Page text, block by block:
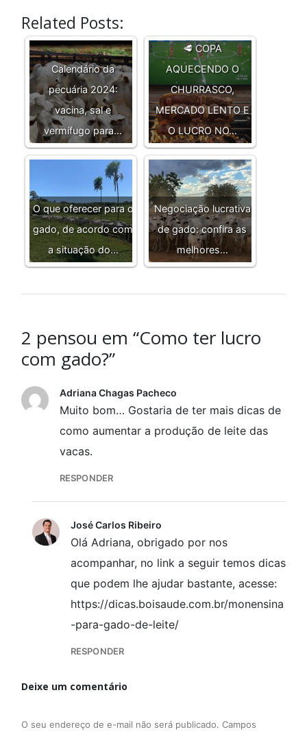
Related Posts:
Calendário da
pecuária 2024:
vacina, sal e
vermífugo para…
🥩 COPA
AQUECENDO O
CHURRASCO,
MERCADO LENTO E
O LUCRO NO…
O que oferecer para o
gado, de acordo com
a situação do…
Negociação lucrativa
de gado: confira as
melhores…
2 pensou em “Como ter lucro
com gado?”
Adriana Chagas Pacheco
Muito bom… Gostaria de ter mais dicas de
como aumentar a produção de leite das
vacas.
RESPONDER
José Carlos Ribeiro
Olá Adriana, obrigado por nos
acompanhar, no link a seguir temos dicas
que podem lhe ajudar bastante, acesse:
https://dicas.boisaude.com.br/monensina
-para-gado-de-leite/
RESPONDER
Deixe um comentário
O seu endereço de e-mail não será publicado. Campos